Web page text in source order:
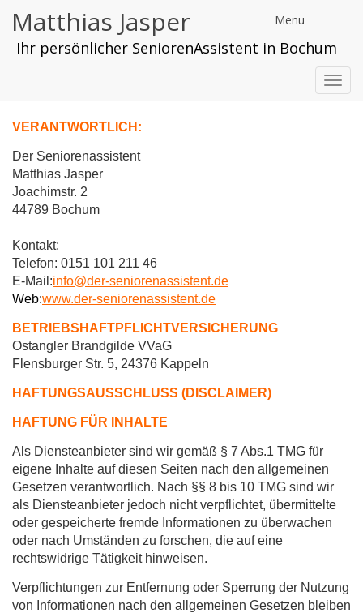
Matthias Jasper
Ihr persönlicher SeniorenAssistent in Bochum
Menu
VERANTWORTLICH:
Der Seniorenassistent
Matthias Jasper
Joachimstr. 2
44789 Bochum
Kontakt:
Telefon: 0151 101 211 46
E-Mail:info@der-seniorenassistent.de
Web:www.der-seniorenassistent.de
BETRIEBSHAFTPFLICHTVERSICHERUNG
Ostangler Brandgilde VVaG
Flensburger Str. 5, 24376 Kappeln
HAFTUNGSAUSSCHLUSS (DISCLAIMER)
HAFTUNG FÜR INHALTE
Als Diensteanbieter sind wir gemäß § 7 Abs.1 TMG für
eigene Inhalte auf diesen Seiten nach den allgemeinen
Gesetzen verantwortlich. Nach §§ 8 bis 10 TMG sind wir
als Diensteanbieter jedoch nicht verpflichtet, übermittelte
oder gespeicherte fremde Informationen zu überwachen
oder nach Umständen zu forschen, die auf eine
rechtswidrige Tätigkeit hinweisen.
Verpflichtungen zur Entfernung oder Sperrung der Nutzung
von Informationen nach den allgemeinen Gesetzen bleiben